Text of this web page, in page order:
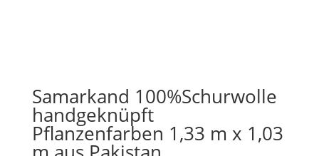
Samarkand 100%Schurwolle
handgeknüpft
Pflanzenfarben 1,33 m x 1,03